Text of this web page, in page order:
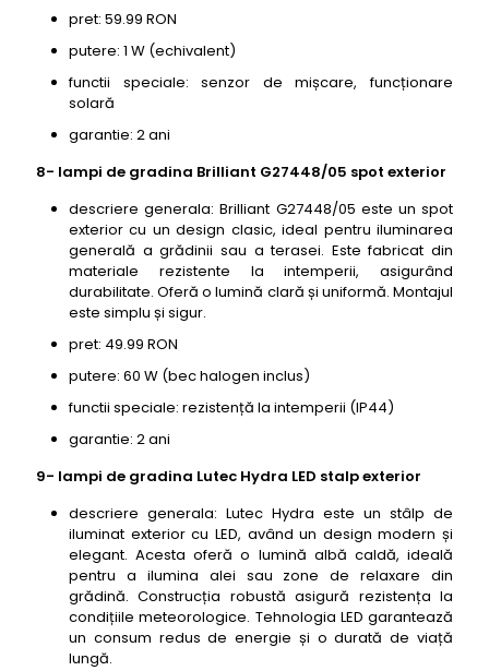
pret: 59.99 RON
putere: 1 W (echivalent)
functii speciale: senzor de mișcare, funcționare
solară
garantie: 2 ani
8- lampi de gradina Brilliant G27448/05 spot exterior
descriere generala: Brilliant G27448/05 este un spot
exterior cu un design clasic, ideal pentru iluminarea
generală a grădinii sau a terasei. Este fabricat din
materiale rezistente la intemperii, asigurând
durabilitate. Oferă o lumină clară și uniformă. Montajul
este simplu și sigur.
pret: 49.99 RON
putere: 60 W (bec halogen inclus)
functii speciale: rezistență la intemperii (IP44)
garantie: 2 ani
9- lampi de gradina Lutec Hydra LED stalp exterior
descriere generala: Lutec Hydra este un stâlp de
iluminat exterior cu LED, având un design modern și
elegant. Acesta oferă o lumină albă caldă, ideală
pentru a ilumina alei sau zone de relaxare din
grădină. Construcția robustă asigură rezistența la
condițiile meteorologice. Tehnologia LED garantează
un consum redus de energie și o durată de viață
lungă.